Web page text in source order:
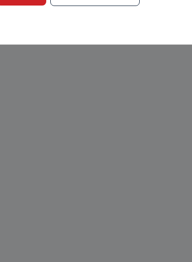
danych osobowych jest dobrowolne, nie jest
Po wyrażeniu zgody na przetwarzanie danych osobowych,
19 dostępu do danych osobowych dotyczących Państwa
ich sprostowania, usunięcia danych, ograniczenia ich